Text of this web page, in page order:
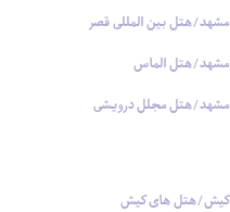
مشهد/هتل بین المللی قصر
مشهد/هتل الماس
مشهد/هتل مجلل درویشی
کیش/هتل های کیش